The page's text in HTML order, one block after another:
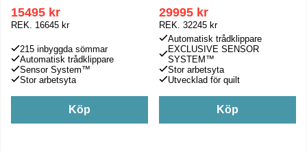
15495 kr
REK. 16645 kr
215 inbyggda sömmar
Automatisk trådklippare
Sensor System™
Stor arbetsyta
Köp
29995 kr
REK. 32245 kr
Automatisk trådklippare
EXCLUSIVE SENSOR
SYSTEM™
Stor arbetsyta
Utvecklad för quilt
Köp